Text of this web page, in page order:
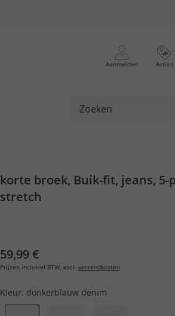
Aanmelden Acties
korte broek, Buik-fit, jeans, 5-
stretch
59,99 €
Prijzen inclusief BTW, excl. verzendkosten
Kleur: donkerblauw denim